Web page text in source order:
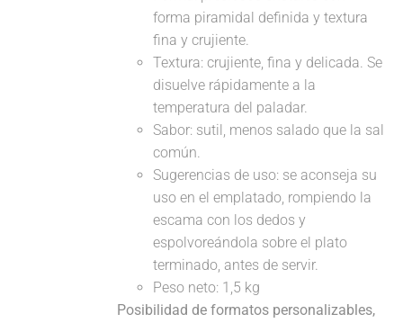
forma piramidal definida y textura
fina y crujiente.
Textura: crujiente, fina y delicada. Se
disuelve rápidamente a la
temperatura del paladar.
Sabor: sutil, menos salado que la sal
común.
Sugerencias de uso: se aconseja su
uso en el emplatado, rompiendo la
escama con los dedos y
espolvoreándola sobre el plato
terminado, antes de servir.
Peso neto: 1,5 kg
Posibilidad de formatos personalizables,